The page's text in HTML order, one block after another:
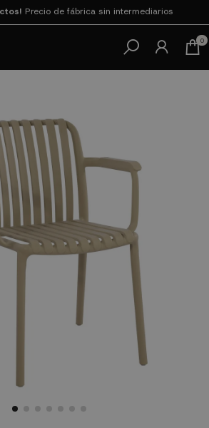
SIN INTERESES con SeQura
0